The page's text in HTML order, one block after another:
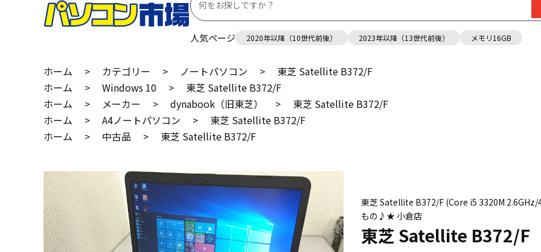
人気ページ 2020年以降（10世代前後） 2023年以降（13世代前後） メモリ16GB
ホーム > カテゴリー > ノートパソコン >
東芝 Satellite B372/F
ホーム
> Windows 10 >
東芝 Satellite B372/F
ホーム
> メーカー > dynabook（旧東芝） >
東芝 Satellite B372/F
ホーム
> A4ノートパソコン >
東芝 Satellite B372/F
ホーム
> 中古品 > 東芝 Satellite B372/F
東芝 Satellite B372/F (Core i5 3320M
もの♪★ 小倉店
東芝 Satellite B372/F